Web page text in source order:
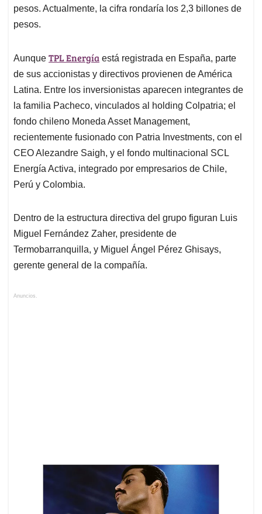
pesos. Actualmente, la cifra rondaría los 2,3 billones de
pesos.
Aunque TPL Energía está registrada en España, parte
de sus accionistas y directivos provienen de América
Latina. Entre los inversionistas aparecen integrantes de
la familia Pacheco, vinculados al holding Colpatria; el
fondo chileno Moneda Asset Management,
recientemente fusionado con Patria Investments, con el
CEO Alezandre Saigh, y el fondo multinacional SCL
Energía Activa, integrado por empresarios de Chile,
Perú y Colombia.
Dentro de la estructura directiva del grupo figuran Luis
Miguel Fernández Zaher, presidente de
Termobarranquilla, y Miguel Ángel Pérez Ghisays,
gerente general de la compañía.
Anuncios.